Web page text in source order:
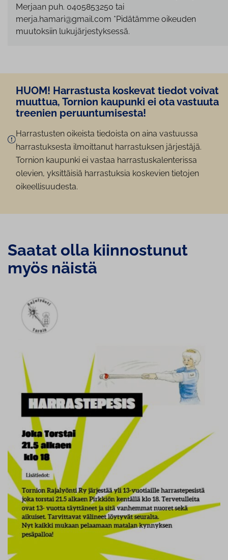
Merjaan puh. 0405853250 tai
merja.hamari@gmail.com *Pidätämme oikeuden
muutoksiin lukujärjestyksessä.
HUOM! Harrastusta koskevat tiedot voivat
muuttua, Tornion kaupunki ei ota vastuuta
treenien pe­ruun­tu­mi­ses­ta!
Harrastusten oikeista tiedoista on aina vastuussa
harrastuksesta ilmoittanut harrastuksen järjestäjä.
Tornion kaupunki ei vastaa harrastuskalenterissa
olevien, yksittäisiä harrastuksia koskevien tietojen
oikeellisuudesta.
Saatat olla kiin­nos­tu­nut
myös näistä